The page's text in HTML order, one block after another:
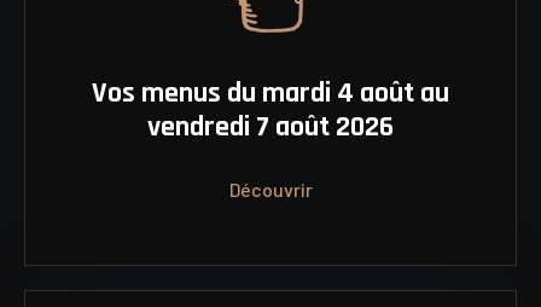
Vos menus du mardi 4 août au
vendredi 7 août 2026
Découvrir